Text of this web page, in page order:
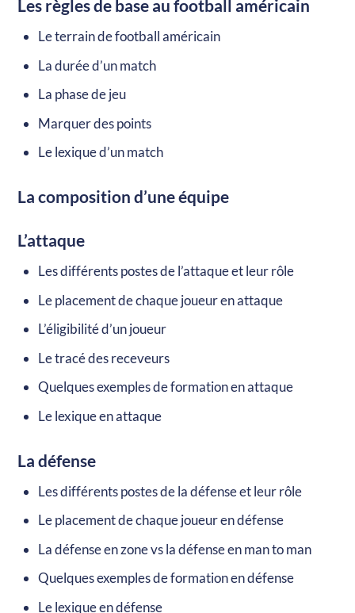
Les règles de base au football américain
Le terrain de football américain
La durée d’un match
La phase de jeu
Marquer des points
Le lexique d’un match
La composition d’une équipe
L’attaque
Les différents postes de l’attaque et leur rôle
Le placement de chaque joueur en attaque
L’éligibilité d’un joueur
Le tracé des receveurs
Quelques exemples de formation en attaque
Le lexique en attaque
La défense
Les différents postes de la défense et leur rôle
Le placement de chaque joueur en défense
La défense en zone vs la défense en man to man
Quelques exemples de formation en défense
Le lexique en défense